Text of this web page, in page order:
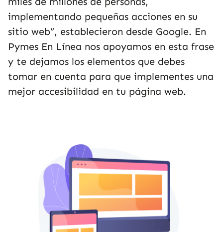
implementando pequeñas acciones en su
sitio web”, establecieron desde Google. En
Pymes En Línea nos apoyamos en esta frase
y te dejamos los elementos que debes
tomar en cuenta para que implementes una
mejor accesibilidad en tu página web.